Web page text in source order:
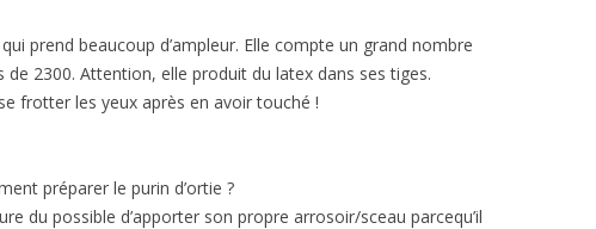
prend beaucoup d’ampleur. Elle compte un grand nombre
de 2300. Attention, elle produit du latex dans ses tiges.
frotter les yeux après en avoir touché !
préparer le purin d’ortie ?
du possible d’apporter son propre arrosoir/sceau parcequ’il